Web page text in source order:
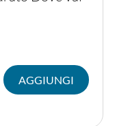
AGGIUNGI